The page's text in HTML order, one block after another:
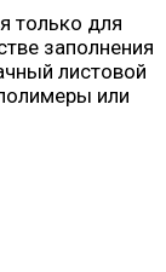
только для
заполнения
листовой
или